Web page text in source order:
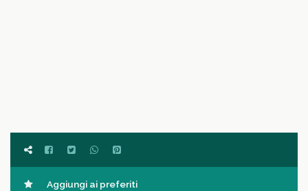
Aggiungi ai preferiti